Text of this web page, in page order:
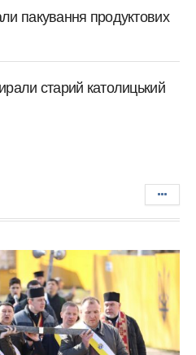
пакування продуктових
старий католицький